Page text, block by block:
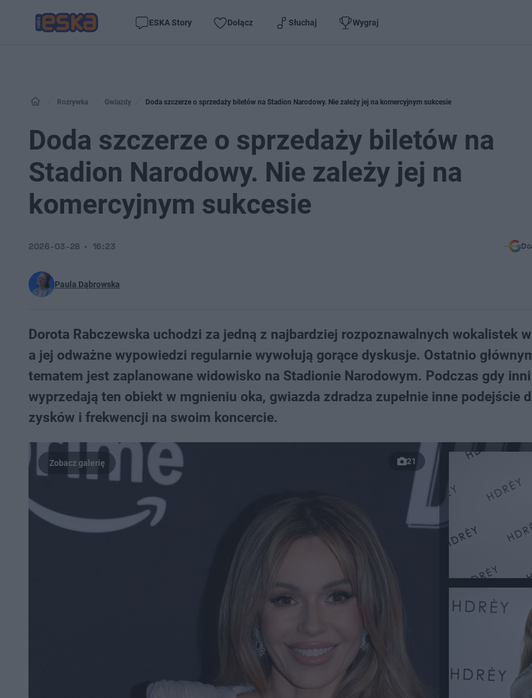
ESKA Story Dołącz Słuchaj Wygraj
Rozrywka Gwiazdy Doda szczerze o sprzedaży biletów na Stadion Narodowy. Nie zależy jej na komercyjnym sukcesie
Doda szczerze o sprzedaży biletów na
Stadion Narodowy. Nie zależy jej na
komercyjnym sukcesie
Paula Dąbrowska
2026-03-28 16:23
Dorota Rabczewska uchodzi za jedną z najbardziej rozpoznawalnych wokalistek
a jej odważne wypowiedzi regularnie wywołują gorące dyskusje. Ostatnio
tematem jest zaplanowane widowisko na Stadionie Narodowym. Podczas gdy
wyprzedają ten obiekt w mgnieniu oka, gwiazda zdradza zupełnie inne podejście
zysków i frekwencji na swoim koncercie.
21